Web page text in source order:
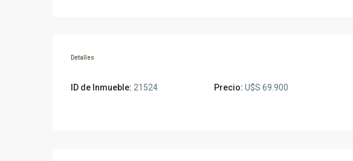
Detalles
ID de Inmueble: 21524 Precio: U$S 69.900